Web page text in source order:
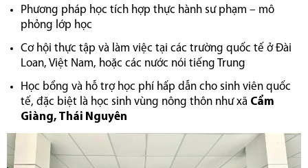
Phương pháp học tích hợp thực hành sư phạm – mô
phỏng lớp học
Cơ hội thực tập và làm việc tại các trường quốc tế ở Đài
Loan, Việt Nam, hoặc các nước nói tiếng Trung
Học bổng và hỗ trợ học phí hấp dẫn cho sinh viên quốc
tế, đặc biệt là học sinh vùng nông thôn như xã Cẩm
Giàng, Thái Nguyên